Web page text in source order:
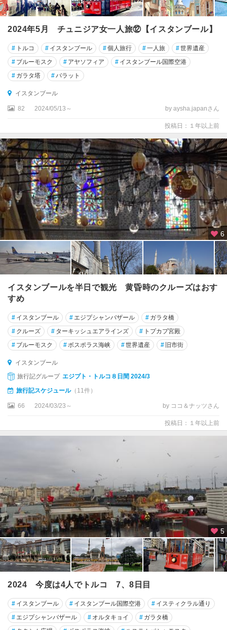
2024年5月 チュニジア女一人旅⑫【イスタンブール】
# トルコ # イスタンブール #個人旅行 #一人旅 #世界遺産
# ブルーモスク # アヤソフィア # イスタンブール国際空港
# ガラタ塔 #バラット
イスタンブール
82 2024/05/13～ by aysha.japanさん
投稿日：１年以上前
6
イスタンブールを半日で観光 黄昏時のクルーズはおす
すめ
# イスタンブール # エジプシャンバザール # ガラタ橋
# クルーズ # ターキッシュエアラインズ # トプカプ宮殿
# ブルーモスク # ボスポラス海峡 #世界遺産 # 旧市街
イスタンブール
旅行記グループ エジプト・トルコ８日間 2024/3
旅行記スケジュール（11件）
66 2024/03/23～ by ココ＆ナッツさん
投稿日：１年以上前
5
2024 今度は4人でトルコ 7、8日目
# イスタンブール # イスタンブール国際空港 # イスティクラル通り
# エジプシャンバザール # オルタキョイ # ガラタ橋